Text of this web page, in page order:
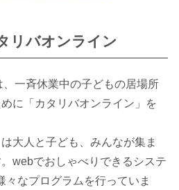
リバオンライン
一斉休業中の子どもの居場所
に「カタリバオンライン」を
大人と子ども、みんなが集ま
webでおしゃべりできるシステ
々なプログラムを行っていま